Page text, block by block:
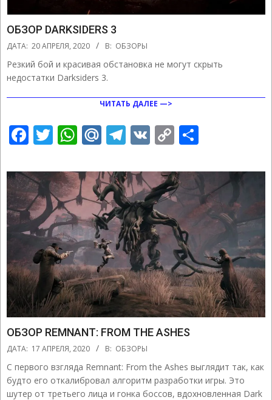
ОБЗОР DARKSIDERS 3
2020-
20
ДАТА: 20 АПРЕЛЯ, 2020 В: ОБЗОРЫ
Резкий бой и красивая обстановка не могут скрыть
недостатки Darksiders 3.
ЧИТАТЬ ДАЛЕЕ —>
Facebook
Twitter
WhatsApp
Mail.Ru
Telegram
VK Copy
ОБЗОР REMNANT: FROM THE ASHES
2020-
17
ДАТА: 17 АПРЕЛЯ, 2020 В: ОБЗОРЫ
С первого взгляда Remnant: From the Ashes выглядит так, как
будто его откалибровал алгоритм разработки игры. Это
шутер от третьего лица и гонка боссов, вдохновленная Dark